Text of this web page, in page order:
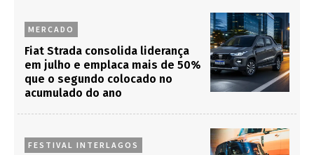
MERCADO
Fiat Strada consolida liderança
em julho e emplaca mais de 50%
que o segundo colocado no
acumulado do ano
FESTIVAL INTERLAGOS